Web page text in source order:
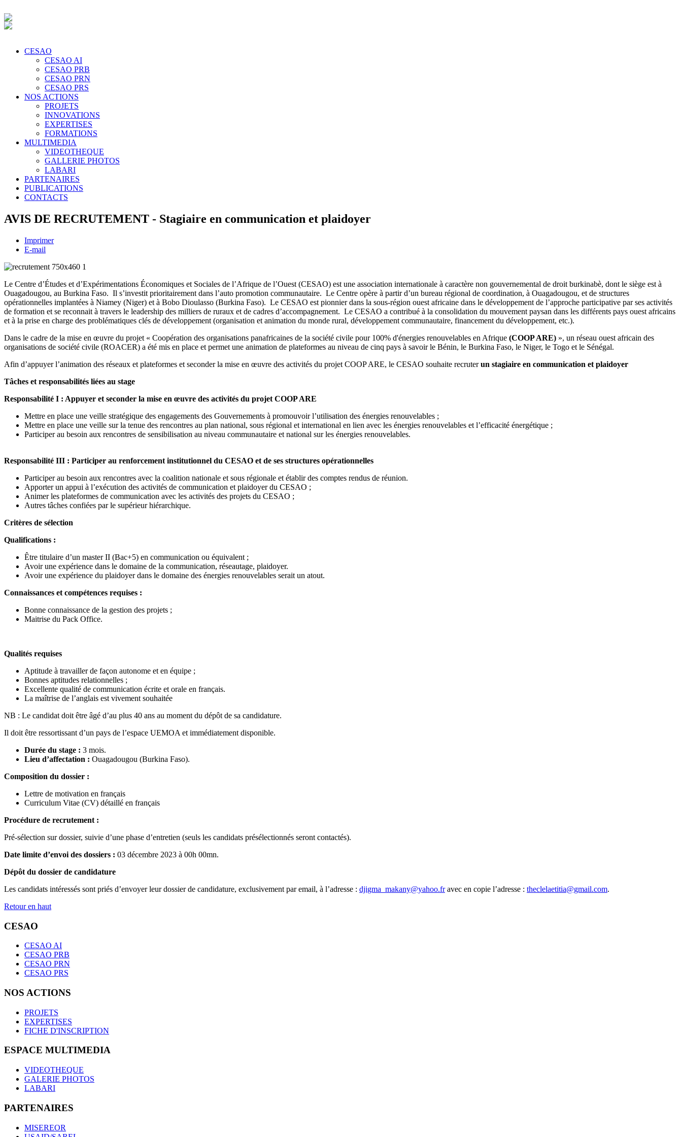
CESAO
CESAO AI
CESAO PRB
CESAO PRN
CESAO PRS
NOS ACTIONS
PROJETS
INNOVATIONS
EXPERTISES
FORMATIONS
MULTIMEDIA
VIDEOTHEQUE
GALLERIE PHOTOS
LABARI
PARTENAIRES
PUBLICATIONS
CONTACTS
AVIS DE RECRUTEMENT - Stagiaire en communication et plaidoyer
Imprimer
E-mail
Le Centre d’Études et d’Expérimentations Économiques et Sociales de l’Afrique de l’Ouest (CESAO) est une association internationale à caractère non gouvernemental de droit burkinabè, dont le siège est à
Ouagadougou, au Burkina Faso. Il s’investit prioritairement dans l’auto promotion communautaire. Le Centre opère à partir d’un bureau régional de coordination, à Ouagadougou, et de structures
opérationnelles implantées à Niamey (Niger) et à Bobo Dioulasso (Burkina Faso). Le CESAO est pionnier dans la sous-région ouest africaine dans le développement de l’approche participative par ses activités
de formation et se reconnait à travers le leadership des milliers de ruraux et de cadres d’accompagnement. Le CESAO a contribué à la consolidation du mouvement paysan dans les différents pays ouest africains
et à la prise en charge des problématiques clés de développement (organisation et animation du monde rural, développement communautaire, financement du développement, etc.).
Dans le cadre de la mise en œuvre du projet « Coopération des organisations panafricaines de la société civile pour 100% d'énergies renouvelables en Afrique (COOP ARE) », un réseau ouest africain des
organisations de société civile (ROACER) a été mis en place et permet une animation de plateformes au niveau de cinq pays à savoir le Bénin, le Burkina Faso, le Niger, le Togo et le Sénégal.
Afin d’appuyer l’animation des réseaux et plateformes et seconder la mise en œuvre des activités du projet COOP ARE, le CESAO souhaite recruterun stagiaire en communication et plaidoyer
Tâches et responsabilités liées au stage
Responsabilité I : Appuyer et seconder la mise en œuvre des activités du projet COOP ARE
Mettre en place une veille stratégique des engagements des Gouvernements à promouvoir l’utilisation des énergies renouvelables ;
Mettre en place une veille sur la tenue des rencontres au plan national, sous régional et international en lien avec les énergies renouvelables et l’efficacité énergétique ;
Participer au besoin aux rencontres de sensibilisation au niveau communautaire et national sur les énergies renouvelables.
Responsabilité III : Participer au renforcement institutionnel du CESAO et de ses structures opérationnelles
Participer au besoin aux rencontres avec la coalition nationale et sous régionale et établir des comptes rendus de réunion.
Apporter un appui à l’exécution des activités de communication et plaidoyer du CESAO ;
Animer les plateformes de communication avec les activités des projets du CESAO ;
Autres tâches confiées par le supérieur hiérarchique.
Critères de sélection
Qualifications :
Être titulaire d’un master II (Bac+5) en communication ou équivalent ;
Avoir une expérience dans le domaine de la communication, réseautage, plaidoyer.
Avoir une expérience du plaidoyer dans le domaine des énergies renouvelables serait un atout.
Connaissances et compétences requises :
Bonne connaissance de la gestion des projets ;
Maitrise du Pack Office.
Qualités requises
Aptitude à travailler de façon autonome et en équipe ;
Bonnes aptitudes relationnelles ;
Excellente qualité de communication écrite et orale en français.
La maîtrise de l’anglais est vivement souhaitée
NB : Le candidat doit être âgé d’au plus 40 ans au moment du dépôt de sa candidature.
Il doit être ressortissant d’un pays de l’espace UEMOA et immédiatement disponible.
Durée du stage : 3 mois.
Lieu d’affectation : Ouagadougou (Burkina Faso).
Composition du dossier :
Lettre de motivation en français
Curriculum Vitae (CV) détaillé en français
Procédure de recrutement :
Pré-sélection sur dossier, suivie d’une phase d’entretien (seuls les candidats présélectionnés seront contactés).
Date limite d’envoi des dossiers : 03 décembre 2023 à 00h 00mn.
Dépôt du dossier de candidature
Les candidats intéressés sont priés d’envoyer leur dossier de candidature, exclusivement par email, à l’adresse : djigma_makany@yahoo.fravec en copie l’adresse : theclelaetitia@gmail.com.
Retour en haut
CESAO
CESAO AI
CESAO PRB
CESAO PRN
CESAO PRS
NOS ACTIONS
PROJETS
EXPERTISES
FICHE D'INSCRIPTION
ESPACE MULTIMEDIA
VIDEOTHEQUE
GALERIE PHOTOS
LABARI
PARTENAIRES
MISEREOR